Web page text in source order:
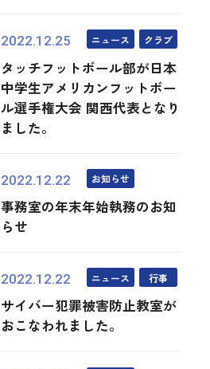
2022.12.25 ニュース クラブ
タッチフットボール部が日本
中学生アメリカンフットボー
ル選手権大会 関西代表となり
ました。
2022.12.22 お知らせ
事務室の年末年始執務のお知
らせ
2022.12.22 ニュース 行事
サイバー犯罪被害防止教室が
おこなわれました。